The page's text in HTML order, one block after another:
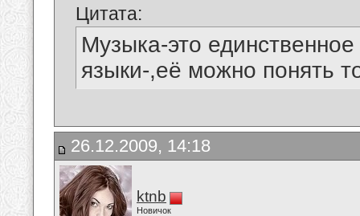
Цитата:
Музыка-это
языки-,её можно понять
26.12.2009, 14:18
ktnb
Новичок